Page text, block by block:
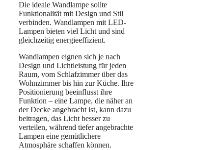
Die ideale Wandlampe sollte
Funktionalität mit Design und Stil
verbinden. Wandlampen mit LED-
Lampen bieten viel Licht und sind
gleichzeitig energieeffizient.
Wandlampen eignen sich je nach
Design und Lichtleistung für jeden
Raum, vom Schlafzimmer über das
Wohnzimmer bis hin zur Küche. Ihre
Positionierung beeinflusst ihre
Funktion – eine Lampe, die näher an
der Decke angebracht ist, kann dazu
beitragen, das Licht besser zu
verteilen, während tiefer angebrachte
Lampen eine gemütlichere
Atmosphäre schaffen können.